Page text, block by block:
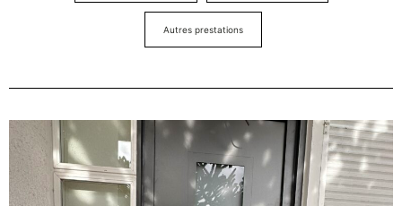
Autres prestations